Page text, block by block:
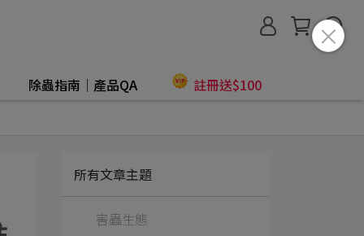
除蟲指南│產品QA 註冊送$100
所有文章主題
害蟲生態